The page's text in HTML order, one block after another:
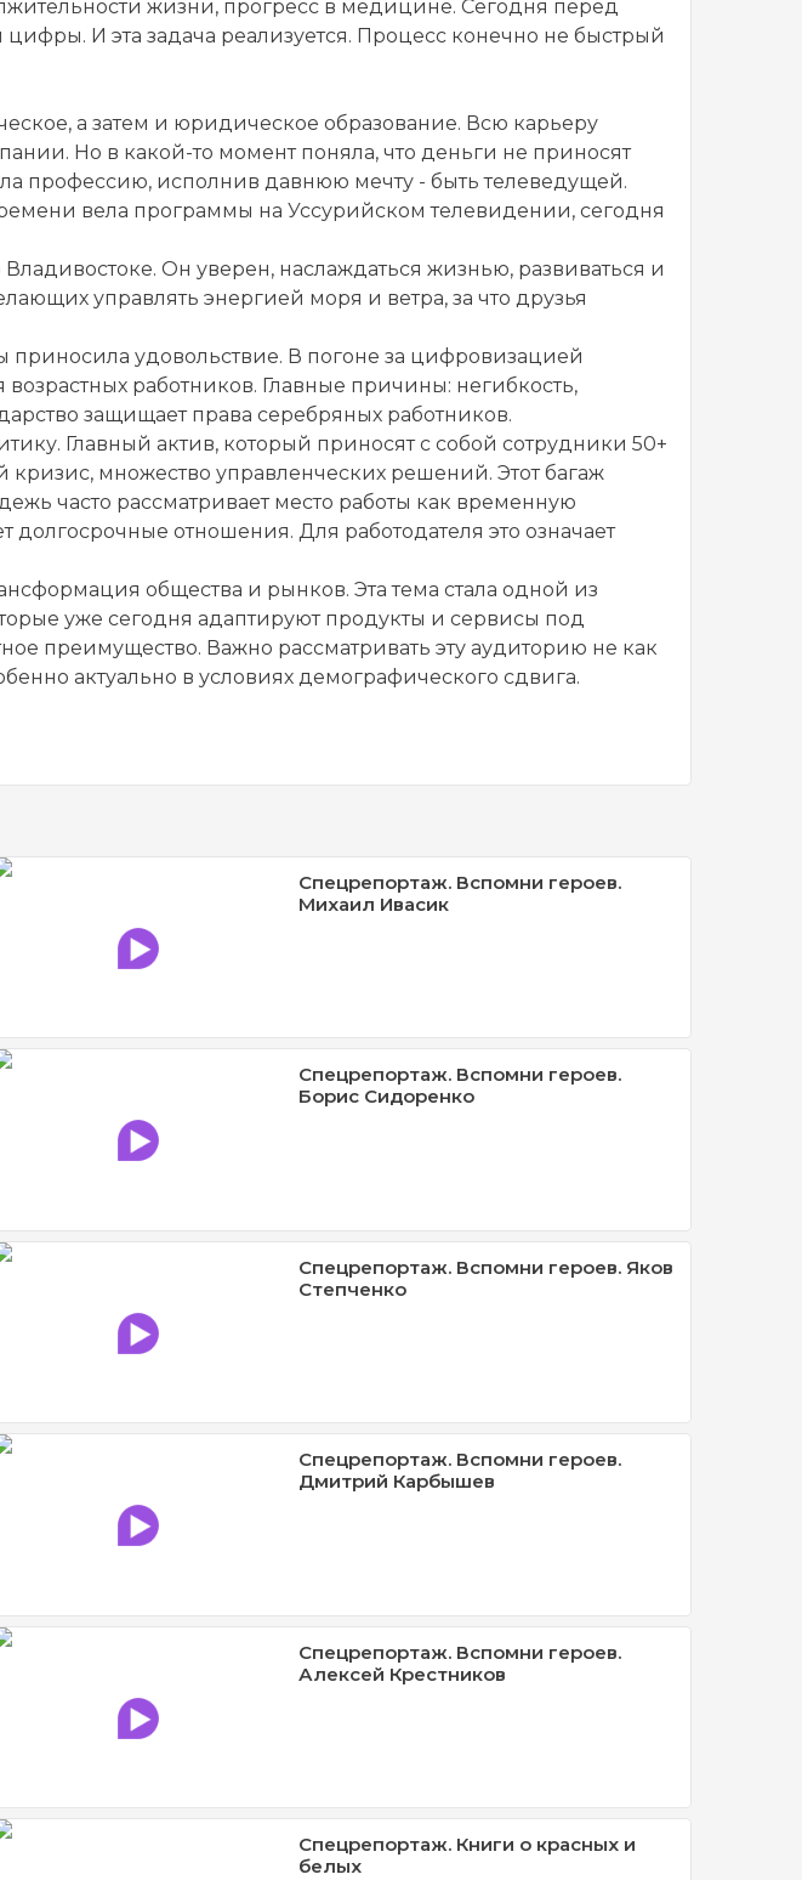
жизни, прогресс в медицине. Сегодня перед
И эта задача реализуется. Процесс конечно не быстрый
а затем и юридическое образование. Всю карьеру
Но в какой-то момент поняла, что деньги не приносят
профессию, исполнив давнюю мечту - быть телеведущей.
вела программы на Уссурийском телевидении, сегодня
Он уверен, наслаждаться жизнью, развиваться и
управлять энергией моря и ветра, за что друзья
приносила удовольствие. В погоне за цифровизацией
работников. Главные причины: негибкость,
защищает права серебряных работников.
Главный актив, который приносят с собой сотрудники 50+
множество управленческих решений. Этот багаж
часто рассматривает место работы как временную
долгосрочные отношения. Для работодателя это означает
общества и рынков. Эта тема стала одной из
уже сегодня адаптируют продукты и сервисы под
преимущество. Важно рассматривать эту аудиторию не как
актуально в условиях демографического сдвига.
Спецрепортаж. Вспомни героев.
Михаил Ивасик
Спецрепортаж. Вспомни героев.
Борис Сидоренко
Спецрепортаж. Вспомни героев. Яков
Степченко
Спецрепортаж. Вспомни героев.
Дмитрий Карбышев
Спецрепортаж. Вспомни героев.
Алексей Крестников
Спецрепортаж. Книги о красных и
белых